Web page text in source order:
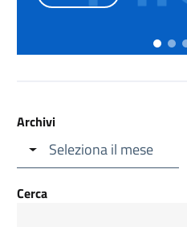
Archivi
Cerca